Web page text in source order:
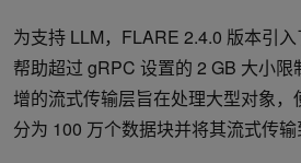
为支持 LLM，FLARE 2.4.0 版本引
帮助超过 gRPC 设置的 2 GB 大小
增的流式传输层旨在处理大型对象
分为 100 万个数据块并将其流式传输